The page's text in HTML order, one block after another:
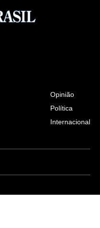
Opinião
Política
Internacional